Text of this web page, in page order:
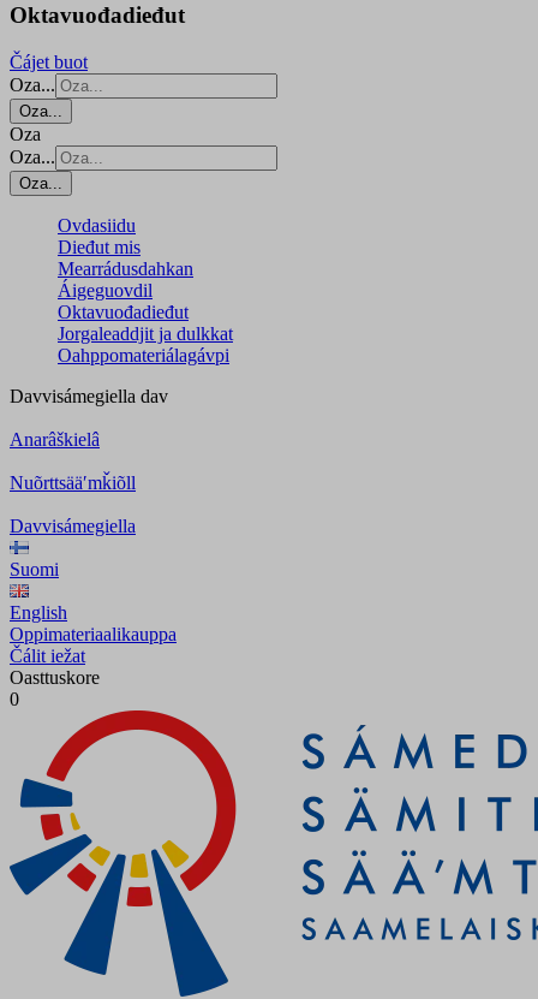
Oktavuođadieđut
Čájet buot
Oza...
Oza...
Oza
Oza...
Oza...
Ovdasiidu
Dieđut mis
Mearrádusdahkan
Áigeguovdil
Oktavuođadieđut
Jorgaleaddjit ja dulkkat
Oahppomateriálagávpi
Davvisámegiella dav
Anarâškielâ
Nuõrttsääʹmǩiõll
Davvisámegiella
Suomi
English
Oppimateriaalikauppa
Čálit iežat
Oasttuskore
0